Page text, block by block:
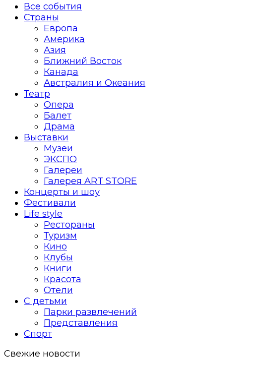
Все события
Страны
Европа
Америка
Азия
Ближний Восток
Канада
Австралия и Океания
Театр
Опера
Балет
Драма
Выставки
Музеи
ЭКСПО
Галереи
Галерея ART STORE
Концерты и шоу
Фестивали
Life style
Рестораны
Туризм
Кино
Клубы
Книги
Красота
Отели
С детьми
Парки развлечений
Представления
Спорт
Свежие новости